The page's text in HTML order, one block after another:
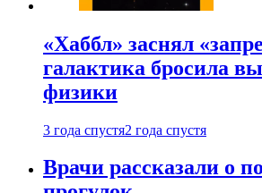
«Хаббл» заснял
галактика бросила
физики
3 года спустя2 года спустя
Врачи рассказали о